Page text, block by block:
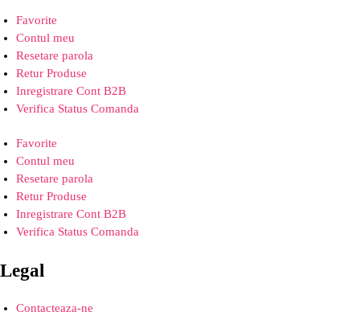
Favorite
Contul meu
Resetare parola
Retur Produse
Inregistrare Cont B2B
Verifica Status Comanda
Favorite
Contul meu
Resetare parola
Retur Produse
Inregistrare Cont B2B
Verifica Status Comanda
Legal
Contacteaza-ne